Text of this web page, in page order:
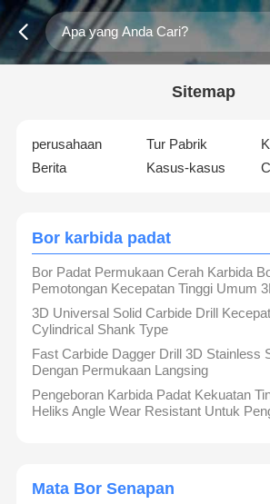
Sitemap
perusahaan Tur Pabrik
Berita
Kasus-kasus
Bor karbida padat
Bor Padat Permukaan Cerah Karbida
Pemotongan Kecepatan Tinggi Umum
3D Universal Solid Carbide Drill
Cylindrical Shank Type
Fast Carbide Dagger Drill 3D Stainless
Dengan Permukaan Langsing
Pengeboran Karbida Padat Kekuatan
Heliks Angle Wear Resistant Untuk
Mata Bor Senapan